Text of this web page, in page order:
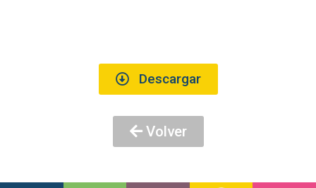
Descargar
Volver